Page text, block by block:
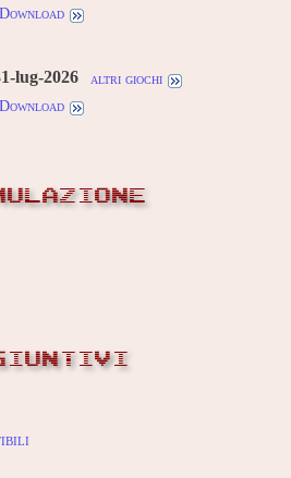
Download
lug-2026
altri giochi
Download